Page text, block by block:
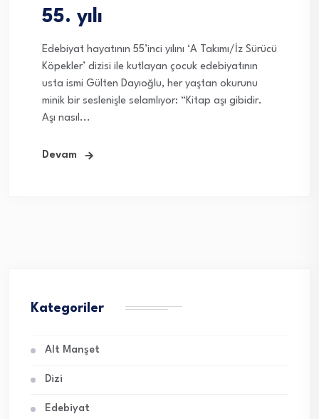
55. yılı
Edebiyat hayatının 55’inci yılını ‘A Takımı/İz Sürücü
Köpekler’ dizisi ile kutlayan çocuk edebiyatının
usta ismi Gülten Dayıoğlu, her yaştan okurunu
minik bir seslenişle selamlıyor: “Kitap aşı gibidir.
Aşı nasıl...
Devam
Kategoriler
Alt Manşet
Dizi
Edebiyat